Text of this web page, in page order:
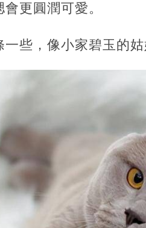
更圓潤可愛。
些，像小家碧玉的